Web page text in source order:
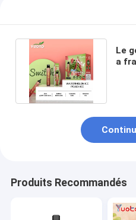
Le
a
Produits Recommandés